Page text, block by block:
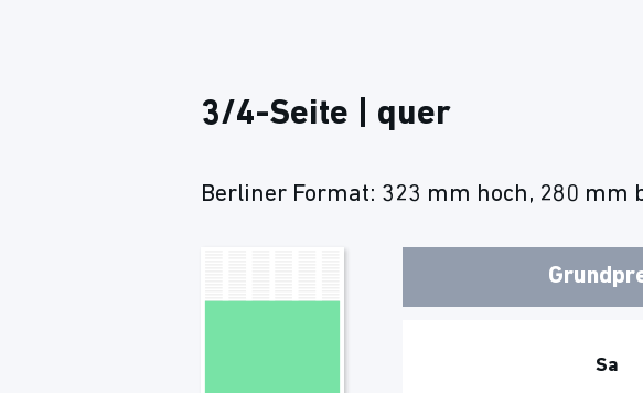
3/4-Seite | quer
Berliner Format: 323 mm hoch, 280 mm
Sa